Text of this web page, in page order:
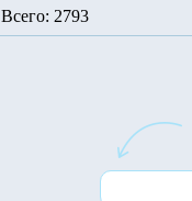
Всего: 2793